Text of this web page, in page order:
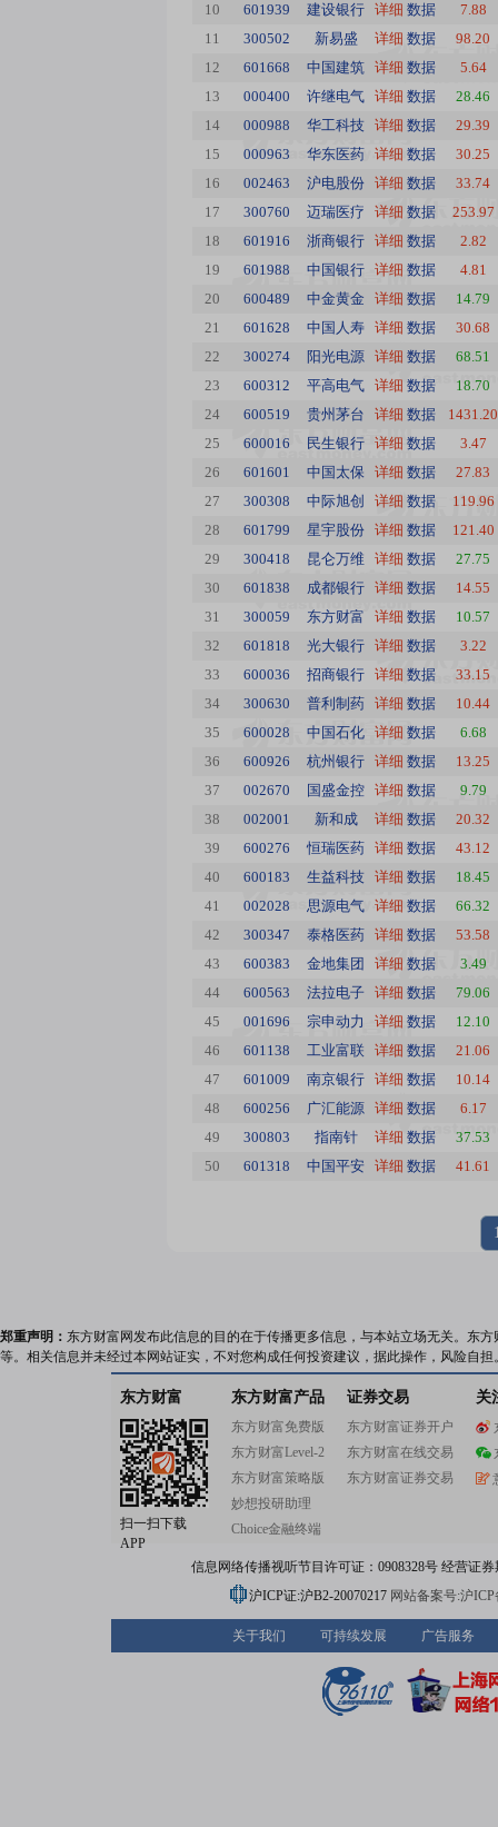
10
601939 建设银行 详细 数据
7.88
11
300502 新易盛 详细 数据
98.20
12
601668 中国建筑 详细 数据
5.64
13
000400 许继电气 详细 数据
28.46
14
000988 华工科技 详细 数据
29.39
15
000963 华东医药 详细 数据
30.25
16
002463 沪电股份 详细 数据
33.74
17
300760 迈瑞医疗 详细 数据
253.97
18
601916 浙商银行 详细 数据
2.82
19
601988 中国银行 详细 数据
4.81
20
600489 中金黄金 详细 数据
14.79
21
601628 中国人寿 详细 数据
30.68
22
300274 阳光电源 详细 数据
68.51
23
600312 平高电气 详细 数据
18.70
24
600519 贵州茅台 详细 数据
1431.20
25
600016 民生银行 详细 数据
3.47
26
601601 中国太保 详细 数据
27.83
27
300308 中际旭创 详细 数据
119.96
28
601799 星宇股份 详细 数据
121.40
29
300418 昆仑万维 详细 数据
27.75
30
601838 成都银行 详细 数据
14.55
31
300059 东方财富 详细 数据
10.57
32
601818 光大银行 详细 数据
3.22
33
600036 招商银行 详细 数据
33.15
34
300630 普利制药 详细 数据
10.44
35
600028 中国石化 详细 数据
6.68
36
600926 杭州银行 详细 数据
13.25
37
002670 国盛金控 详细 数据
9.79
38
002001 新和成 详细 数据
20.32
39
600276 恒瑞医药 详细 数据
43.12
40
600183 生益科技 详细 数据
18.45
41
002028 思源电气 详细 数据
66.32
42
300347 泰格医药 详细 数据
53.58
43
600383 金地集团 详细 数据
3.49
44
600563 法拉电子 详细 数据
79.06
45
001696 宗申动力 详细 数据
12.10
46
601138 工业富联 详细 数据
21.06
47
601009 南京银行 详细 数据
10.14
48
600256 广汇能源 详细 数据
6.17
49
300803 指南针 详细 数据
37.53
50
601318 中国平安 详细 数据 41.61
郑重声明： 东方财富网发布此信息的目的在于传播更多信息，与本站立场无关。东
等。相关信息并未经过本网站证实，不对您构成任何投资建议，据此操作，风险自担
东方财富
扫一扫下载
APP
东方财富产品
东方财富免费版
东方财富Level-2
东方财富策略版
妙想投研助理
Choice金融终端
证券交易
东方财富证券开户
东方财富在线交易
东方财富证券交易
关
信息网络传播视听节目许可证：0908328号 经营证
沪ICP证:沪B2-20070217 网站备案号:沪
关于我们 可持续发展 广告服务